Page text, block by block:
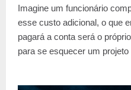
Imagine um funcionário
esse custo adicional, o que
pagará a conta será o
para se esquecer um